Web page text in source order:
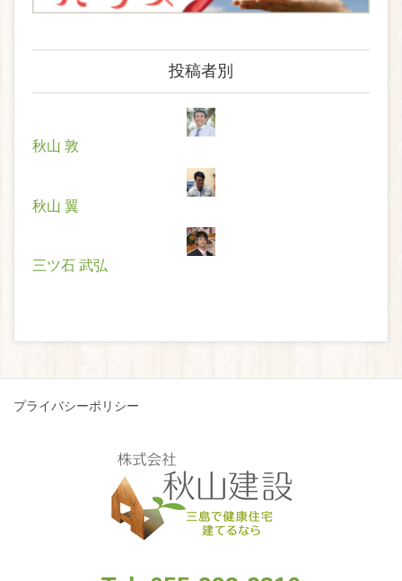
投稿者別
秋山 敦
秋山 翼
三ツ石 武弘
プライバシーポリシー